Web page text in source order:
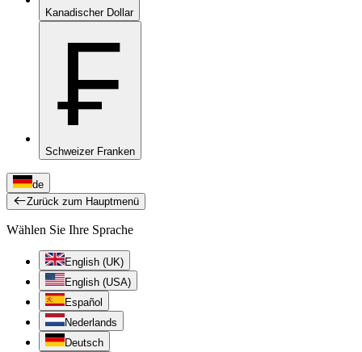
Kanadischer Dollar
₣
Schweizer Franken
de
Zurück zum Hauptmenü
Wählen Sie Ihre Sprache
English (UK)
English (USA)
Español
Nederlands
Deutsch